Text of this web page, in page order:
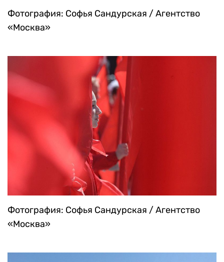
Фотография: Софья Сандурская / Агентство
«Москва»
Фотография: Софья Сандурская / Агентство
«Москва»